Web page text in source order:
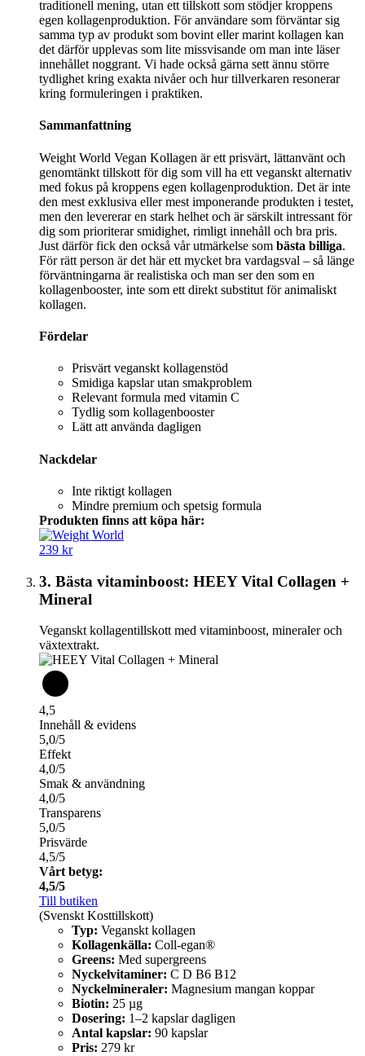
traditionell mening, utan ett tillskott som stödjer kroppens
egen kollagenproduktion. För användare som förväntar sig
samma typ av produkt som bovint eller marint kollagen kan
det därför upplevas som lite missvisande om man inte läser
innehållet noggrant. Vi hade också gärna sett ännu större
tydlighet kring exakta nivåer och hur tillverkaren resonerar
kring formuleringen i praktiken.
Sammanfattning
Weight World Vegan Kollagen är ett prisvärt, lättanvänt och
genomtänkt tillskott för dig som vill ha ett veganskt alternativ
med fokus på kroppens egen kollagenproduktion. Det är inte
den mest exklusiva eller mest imponerande produkten i testet,
men den levererar en stark helhet och är särskilt intressant för
dig som prioriterar smidighet, rimligt innehåll och bra pris.
Just därför fick den också vår utmärkelse som bästa billiga.
För rätt person är det här ett mycket bra vardagsval – så länge
förväntningarna är realistiska och man ser den som en
kollagenbooster, inte som ett direkt substitut för animaliskt
kollagen.
Fördelar
Prisvärt veganskt kollagenstöd
Smidiga kapslar utan smakproblem
Relevant formula med vitamin C
Tydlig som kollagenbooster
Lätt att använda dagligen
Nackdelar
Inte riktigt kollagen
Mindre premium och spetsig formula
Produkten finns att köpa här:
239 kr
3. Bästa vitaminboost: HEEY Vital Collagen +
Mineral
Veganskt kollagentillskott med vitaminboost, mineraler och
växtextrakt.
4,5
Innehåll & evidens
5,0/5
Effekt
4,0/5
Smak & användning
4,0/5
Transparens
5,0/5
Prisvärde
4,5/5
Vårt betyg:
4,5/5
Till butiken
(Svenskt Kosttillskott)
Typ: Veganskt kollagen
Kollagenkälla: Coll-egan®
Greens: Med supergreens
Nyckelvitaminer: C D B6 B12
Nyckelmineraler: Magnesium mangan koppar
Biotin: 25 µg
Dosering: 1–2 kapslar dagligen
Antal kapslar: 90 kapslar
Pris: 279 kr